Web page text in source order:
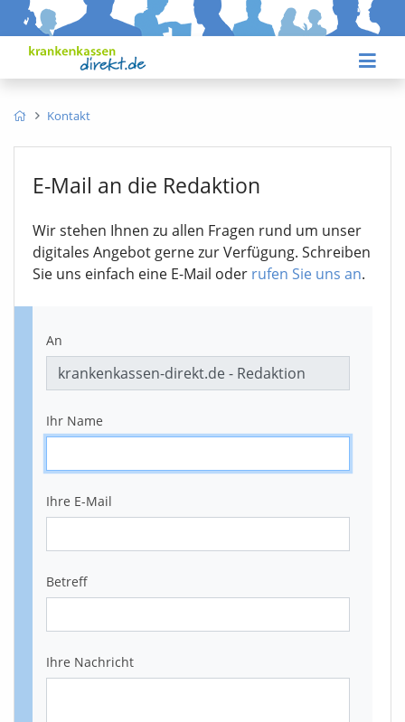
Kontakt
E-Mail an die Redaktion
Wir stehen Ihnen zu allen Fragen rund um unser
digitales Angebot gerne zur Verfügung. Schreiben
Sie uns einfach eine E-Mail oder rufen Sie uns an.
An
Ihr Name
Ihre E-Mail
Betreff
Ihre Nachricht